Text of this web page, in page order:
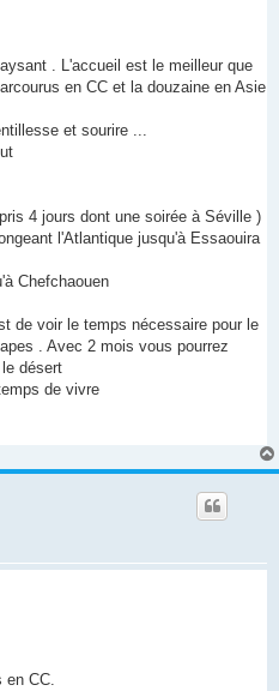
. L'accueil est le meilleur que
en CC et la douzaine en Asie
et sourire ...
4 jours dont une soirée à Séville )
l'Atlantique jusqu'à Essaouira
Chefchaouen
de voir le temps nécessaire pour le
. Avec 2 mois vous pourrez
désert
de vivre
en CC.